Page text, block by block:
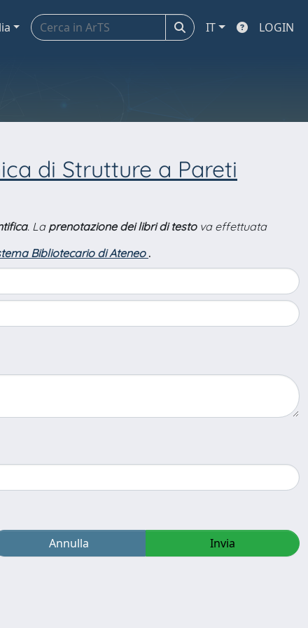
IT LOGIN
di Strutture a Pareti
. La prenotazione dei libri di testova effettuata
Bibliotecario di Ateneo .
Annulla Invia